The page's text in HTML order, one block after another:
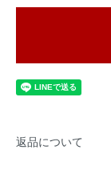
返品について